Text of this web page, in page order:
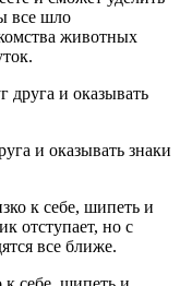
все шло
животных
друга и оказывать
и оказывать знаки
к себе, шипеть и
отступает, но с
все ближе.